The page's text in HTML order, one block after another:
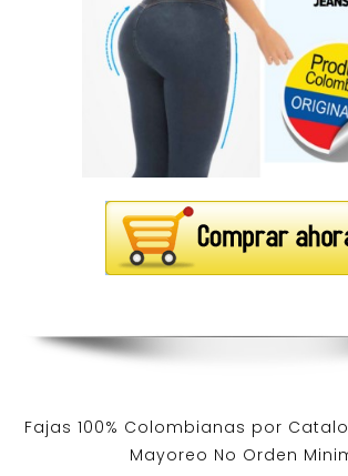
Fajas 100% Colombianas por
Mayoreo No Orden